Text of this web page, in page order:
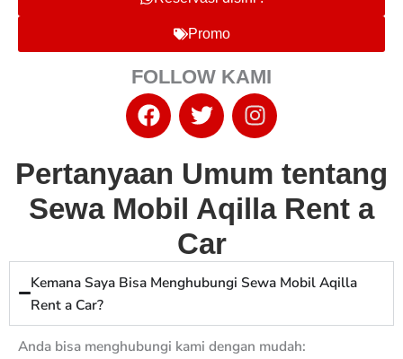
Promo
FOLLOW KAMI
F
a
c
e
b
o
k
T
w
i
t
t
e
r
I
n
s
t
a
g
a
m
Pertanyaan Umum tentang
Sewa Mobil Aqilla Rent a
Car
Kemana Saya Bisa Menghubungi Sewa Mobil Aqilla
Rent a Car?
Anda bisa menghubungi kami dengan mudah: